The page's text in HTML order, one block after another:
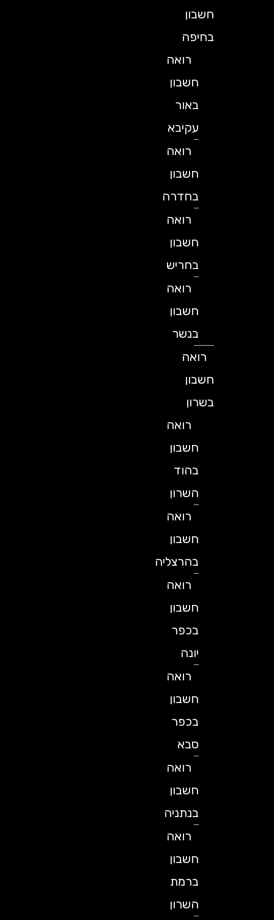
חשבון
בחיפה
רואה
חשבון
באור
עקיבא
רואה
חשבון
בחדרה
רואה
חשבון
בחריש
רואה
חשבון
בנשר
רואה
חשבון
בשרון
רואה
חשבון
בהוד
השרון
רואה
חשבון
בהרצליה
רואה
חשבון
בכפר
רואה
חשבון
בכפר
רואה
חשבון
בנתניה
רואה
חשבון
ברמת
השרון